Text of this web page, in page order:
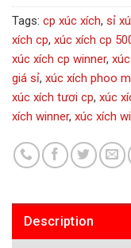
Tags: cp xúc xích, sỉ
xích cp, xúc xích cp
xúc xích cp winner,
giá sỉ, xúc xích phoo
xúc xích tươi cp, xúc
xích winner, xúc xích
Description